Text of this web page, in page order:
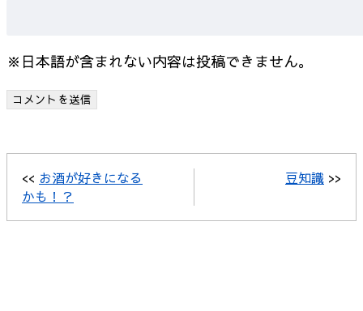
※日本語が含まれない内容は投稿できません。
<< お酒が好きになる
かも！？
豆知識 >>